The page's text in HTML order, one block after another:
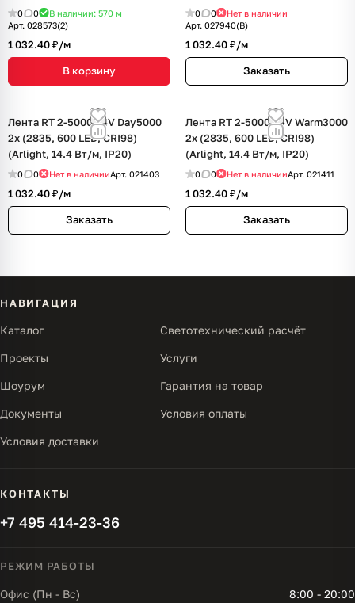
Открытый)
0 0 В наличии: 570 м
Арт. 028573(2)
1 032.40 ₽/м
В корзину
0 0
Нет в наличии
Арт. 027940(B)
1 032.40 ₽/м
Заказать
Лента RT 2-5000 24V Day5000
2x (2835, 600 LED, CRI98)
(Arlight, 14.4 Вт/м, IP20)
0 0 Нет в наличииАрт. 021403
1 032.40 ₽/м
Заказать
Лента RT 2-5000 24V Warm3000
2x (2835, 600 LED, CRI98)
(Arlight, 14.4 Вт/м, IP20)
0 0 Нет в наличииАрт. 021411
1 032.40 ₽/м
Заказать
НАВИГАЦИЯ
Каталог Светотехнический расчёт
Проекты Услуги
Шоурум Гарантия на товар
Документы Условия оплаты
Условия доставки
КОНТАКТЫ
+7 495 414-23-36
РЕЖИМ РАБОТЫ
Офис (Пн - Вс) 8:00 - 20:00